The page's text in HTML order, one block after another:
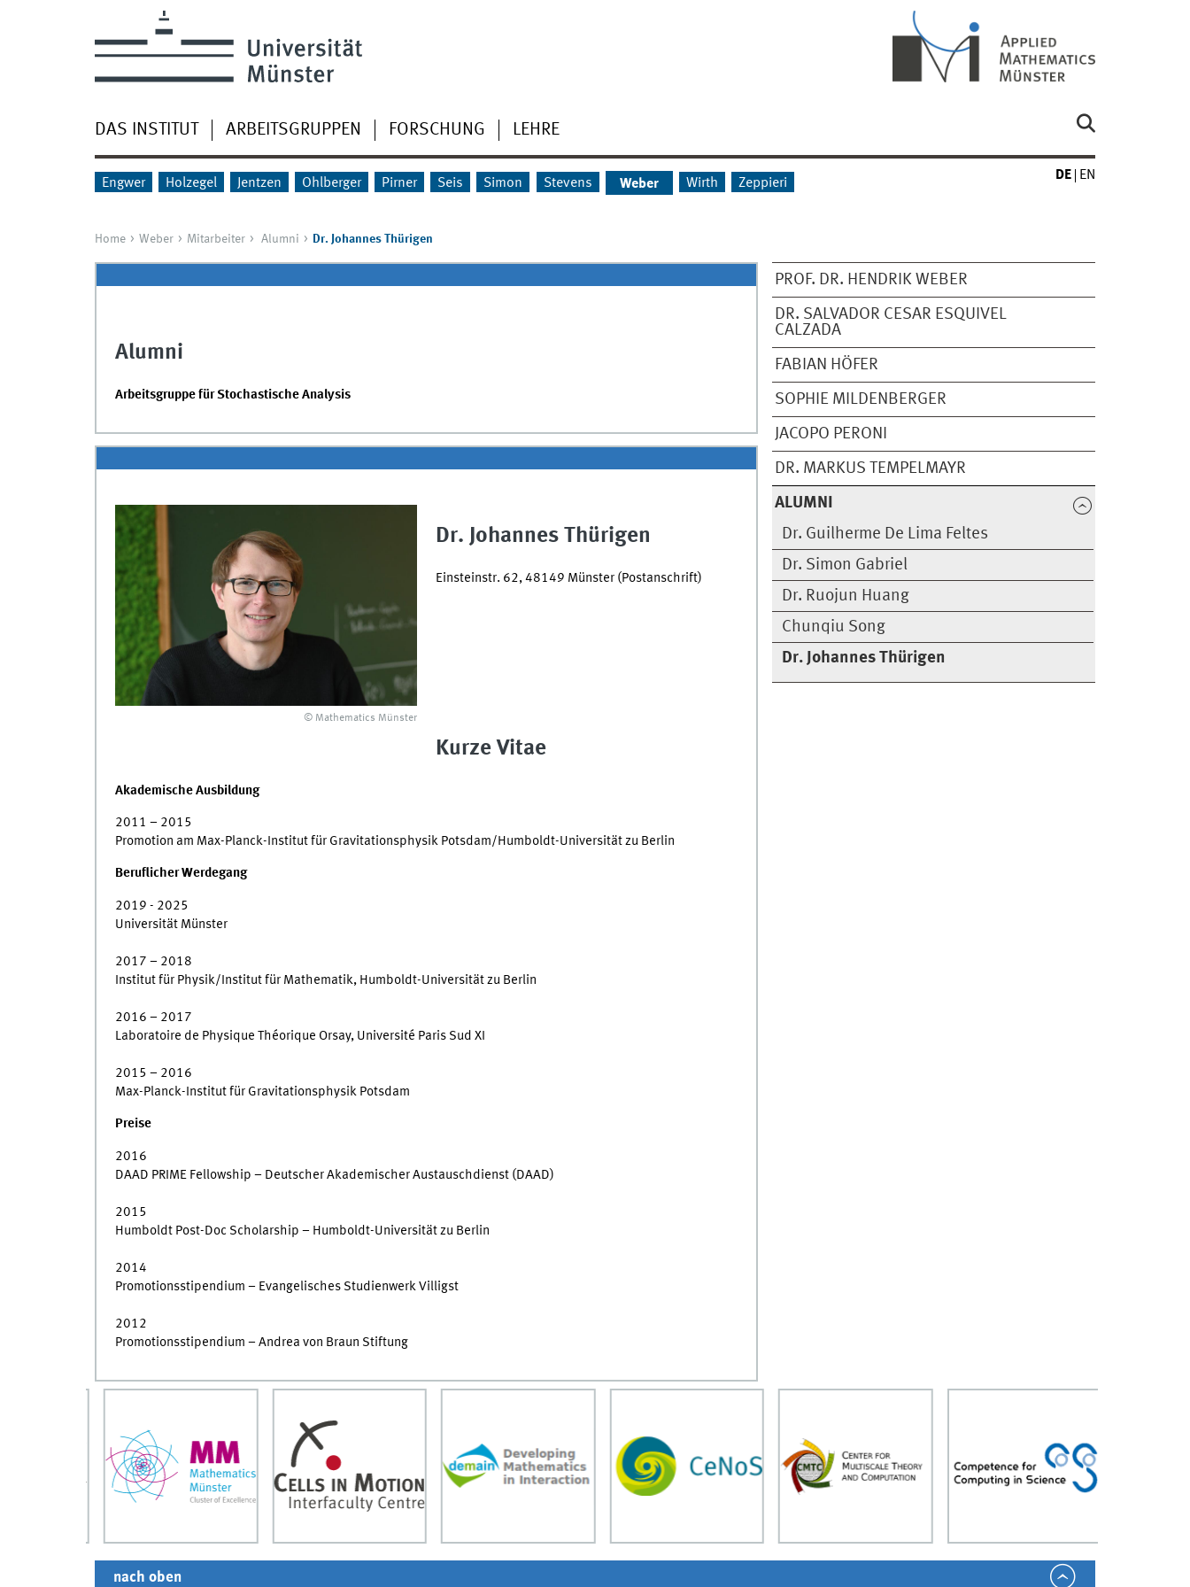
DAS INSTITUT ARBEITSGRUPPEN FORSCHUNG LEHRE
Engwer Holzegel Jentzen Ohlberger Pirner Seis Simon Stevens Weber Wirth Zeppieri
DE EN
Home Weber Mitarbeiter Alumni Dr. Johannes Thürigen
PROF. DR. HENDRIK WEBER
DR. SALVADOR CESAR ESQUIVEL
CALZADA
FABIAN HÖFER
SOPHIE MILDENBERGER
JACOPO PERONI
DR. MARKUS TEMPELMAYR
ALUMNI
Dr. Guilherme De Lima Feltes
Dr. Simon Gabriel
Dr. Ruojun Huang
Chunqiu Song
Dr. Johannes Thürigen
Alumni
Arbeitsgruppe für Stochastische Analysis
© Mathematics Münster
Dr. Johannes Thürigen
Einsteinstr. 62, 48149 Münster (Postanschrift)
Kurze Vitae
Akademische Ausbildung
2011 – 2015
Promotion am Max-Planck-Institut für Gravitationsphysik Potsdam/Humboldt-Universität zu Berlin
Beruflicher Werdegang
2019 - 2025
Universität Münster
2017 – 2018
Institut für Physik/Institut für Mathematik, Humboldt-Universität zu Berlin
2016 – 2017
Laboratoire de Physique Théorique Orsay, Université Paris Sud XI
2015 – 2016
Max-Planck-Institut für Gravitationsphysik Potsdam
Preise
2016
DAAD PRIME Fellowship – Deutscher Akademischer Austauschdienst (DAAD)
2015
Humboldt Post-Doc Scholarship – Humboldt-Universität zu Berlin
2014
Promotionsstipendium – Evangelisches Studienwerk Villigst
2012
Promotionsstipendium – Andrea von Braun Stiftung
nach oben